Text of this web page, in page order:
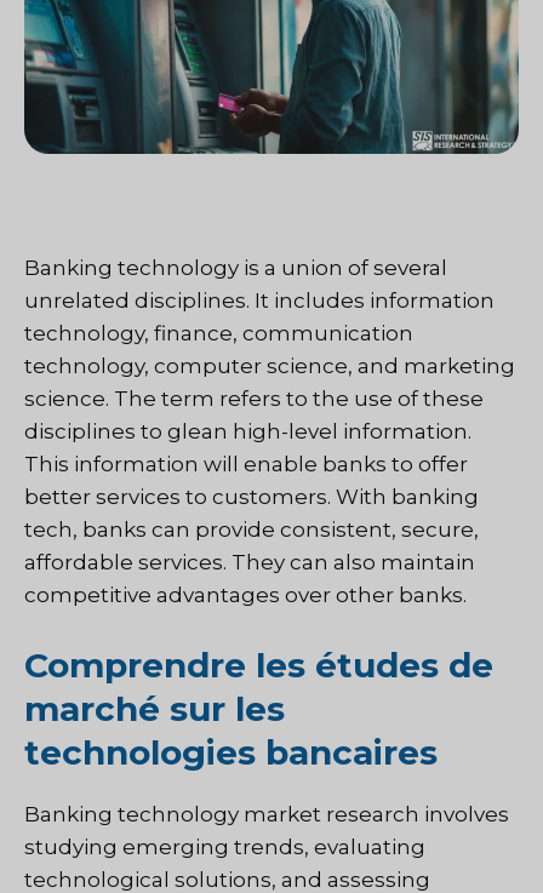
Banking technology is a union of several
unrelated disciplines. It includes information
technology, finance, communication
technology, computer science, and marketing
science. The term refers to the use of these
disciplines to glean high-level information.
This information will enable banks to offer
better services to customers. With banking
tech, banks can provide consistent, secure,
affordable services. They can also maintain
competitive advantages over other banks.
Comprendre les études de
marché sur les
technologies bancaires
Banking technology market research involves
studying emerging trends, evaluating
technological solutions, and assessing